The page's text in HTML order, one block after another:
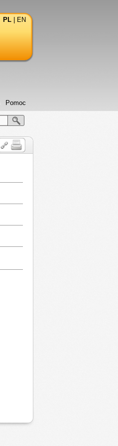
PL EN
Pomoc